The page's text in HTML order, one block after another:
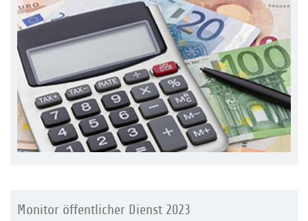
Monitor öffentlicher Dienst 2023